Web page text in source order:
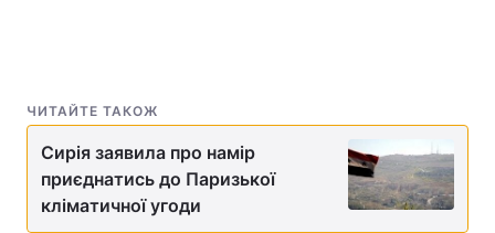
ЧИТАЙТЕ ТАКОЖ
Сирія заявила про намір
приєднатись до Паризької
кліматичної угоди